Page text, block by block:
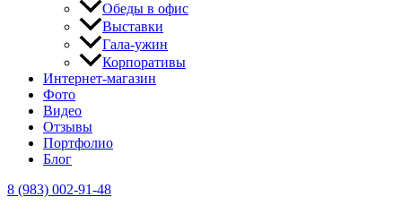
Обеды в офис
Выставки
Гала-ужин
Корпоративы
Интернет-магазин
Фото
Видео
Отзывы
Портфолио
Блог
8 (983) 002-91-48